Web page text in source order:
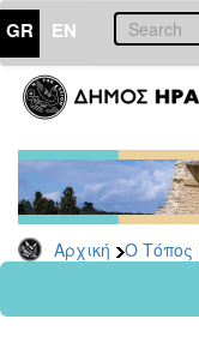
GR EN
Αρχική Ο Τόπος
ΤΟΠΟΣ
ΜΑΣ
Αρχείο
2026
2024